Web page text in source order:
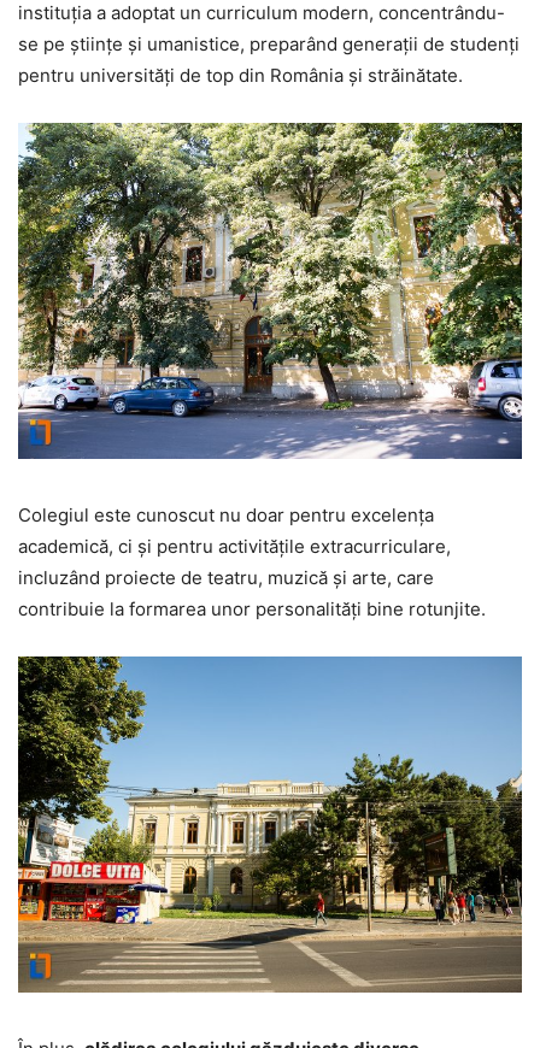
instituția a adoptat un curriculum modern, concentrându-
se pe științe și umanistice, preparând generații de studenți
pentru universități de top din România și străinătate.
Colegiul este cunoscut nu doar pentru excelența
academică, ci și pentru activitățile extracurriculare,
incluzând proiecte de teatru, muzică și arte, care
contribuie la formarea unor personalități bine rotunjite.